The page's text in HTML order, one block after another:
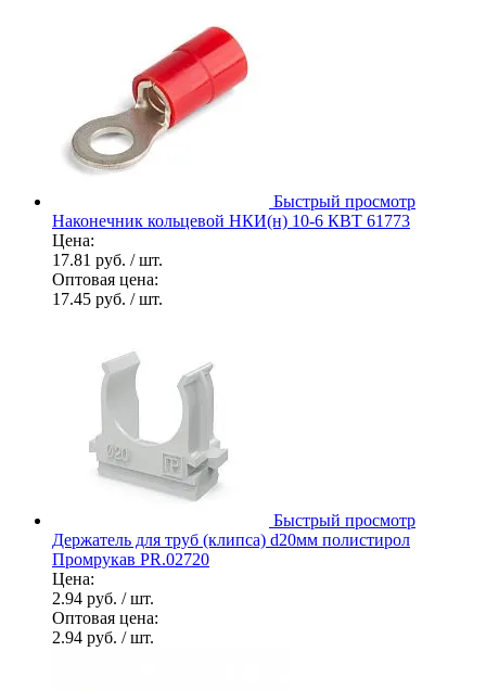
Быстрый просмотр
Наконечник кольцевой НКИ(н) 10-6 КВТ 61773
Цена:
17.81 руб. / шт.
Оптовая цена:
17.45 руб. / шт.
Быстрый просмотр
Держатель для труб (клипса) d20мм полистирол
Промрукав PR.02720
Цена:
2.94 руб. / шт.
Оптовая цена:
2.94 руб. / шт.